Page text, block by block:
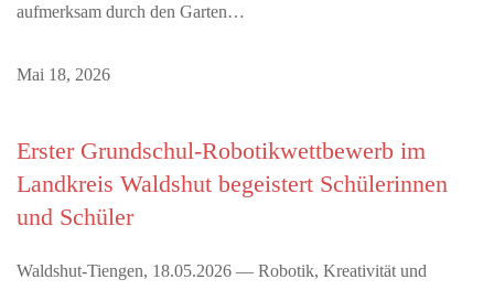
aufmerksam durch den Garten…
Mai 18, 2026
Erster Grundschul-Robotikwettbewerb im
Landkreis Waldshut begeistert Schülerinnen
und Schüler
Waldshut-Tiengen, 18.05.2026 — Robotik, Kreativität und